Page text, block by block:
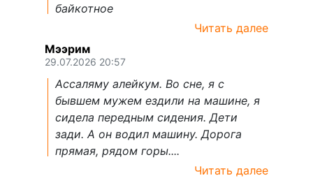
байкотное
Читать далее
Мээрим
29.07.2026 20:57
Ассаляму алейкум. Во сне, я с
бывшем мужем ездили на машине, я
сидела передным сидения. Дети
зади. А он водил машину. Дорога
прямая, рядом горы....
Читать далее